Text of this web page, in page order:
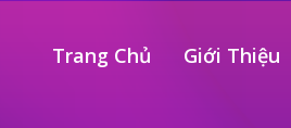
Trang Chủ Giới Thiệu